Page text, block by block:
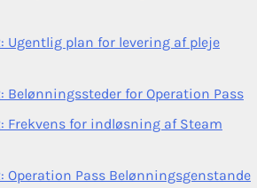
Ugentlig plan for levering af pleje
Belønningssteder for Operation Pass
Frekvens for indløsning af Steam
Operation Pass Belønningsgenstande